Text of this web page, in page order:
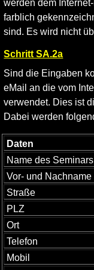
werden dem
farblich
sind. Es wird nicht
Schritt SA.2a
Sind die Eingaben
eMail an die vom
verwendet. Dies ist
Dabei werden
Daten
Name des Seminars
Vor- und Nachname
Straße
PLZ
Ort
Telefon
Mobil